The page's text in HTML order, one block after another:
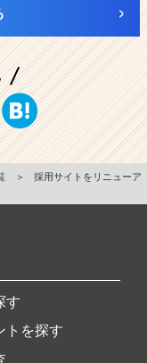
＞
採用サイトをリニューア
す
トを探す